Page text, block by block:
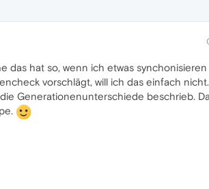
das hat so, wenn ich etwas synchonisieren
vorschlägt, will ich das einfach nicht.
Generationenunterschiede beschrieb.